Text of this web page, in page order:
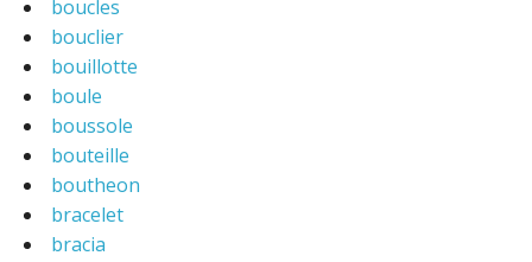
boucles
bouclier
bouillotte
boule
boussole
bouteille
boutheon
bracelet
bracia